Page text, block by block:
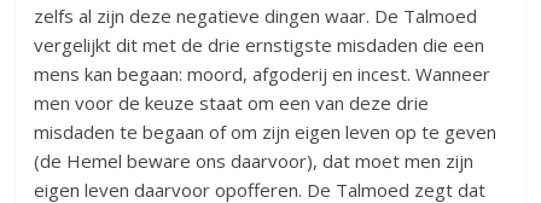
zelfs al zijn deze negatieve dingen waar. De Talmoed
vergelijkt dit met de drie ernstigste misdaden die een
mens kan begaan: moord, afgoderij en incest. Wanneer
men voor de keuze staat om een van deze drie
misdaden te begaan of om zijn eigen leven op te geven
(de Hemel beware ons daarvoor), dat moet men zijn
eigen leven daarvoor opofferen. De Talmoed zegt dat